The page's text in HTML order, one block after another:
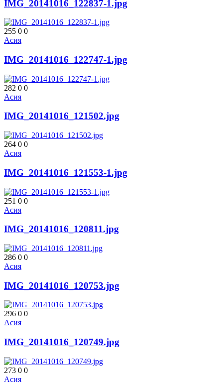
IMG_20141016_122837-1.jpg
255 0 0
Асия
IMG_20141016_122747-1.jpg
282 0 0
Асия
IMG_20141016_121502.jpg
264 0 0
Асия
IMG_20141016_121553-1.jpg
251 0 0
Асия
IMG_20141016_120811.jpg
286 0 0
Асия
IMG_20141016_120753.jpg
296 0 0
Асия
IMG_20141016_120749.jpg
273 0 0
Асия